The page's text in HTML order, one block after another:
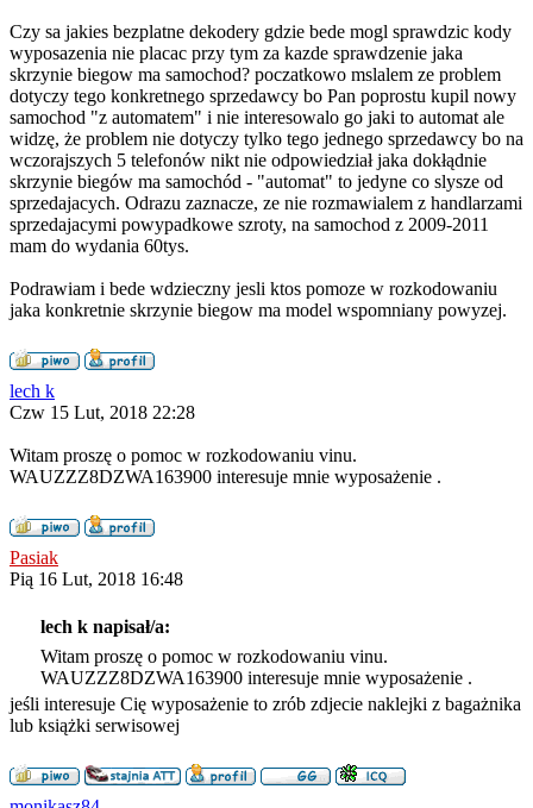
Czy sa jakies bezplatne dekodery gdzie bede mogl sprawdzic kody
wyposazenia nie placac przy tym za kazde sprawdzenie jaka
skrzynie biegow ma samochod? poczatkowo mslalem ze problem
dotyczy tego konkretnego sprzedawcy bo Pan poprostu kupil nowy
samochod "z automatem" i nie interesowalo go jaki to automat ale
widzę, że problem nie dotyczy tylko tego jednego sprzedawcy bo na
wczorajszych 5 telefonów nikt nie odpowiedział jaka dokłądnie
skrzynie biegów ma samochód - "automat" to jedyne co slysze od
sprzedajacych. Odrazu zaznacze, ze nie rozmawialem z handlarzami
sprzedajacymi powypadkowe szroty, na samochod z 2009-2011
mam do wydania 60tys.
Podrawiam i bede wdzieczny jesli ktos pomoze w rozkodowaniu
jaka konkretnie skrzynie biegow ma model wspomniany powyzej.
lech k
Czw 15 Lut, 2018 22:28
Witam proszę o pomoc w rozkodowaniu vinu.
WAUZZZ8DZWA163900 interesuje mnie wyposażenie .
Pasiak
Pią 16 Lut, 2018 16:48
lech k napisał/a:
Witam proszę o pomoc w rozkodowaniu vinu.
WAUZZZ8DZWA163900 interesuje mnie wyposażenie .
jeśli interesuje Cię wyposażenie to zrób zdjecie naklejki z bagażnika
lub książki serwisowej